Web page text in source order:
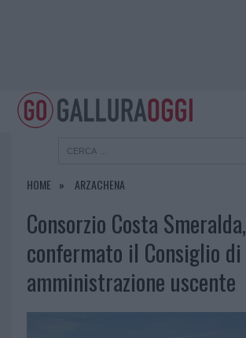
HOME ARZACHENA
Consorzio Costa Smeralda,
confermato il Consiglio di
amministrazione uscente